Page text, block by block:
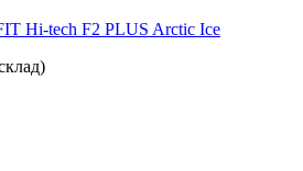
Hi-tech F2 PLUS Arctic Ice